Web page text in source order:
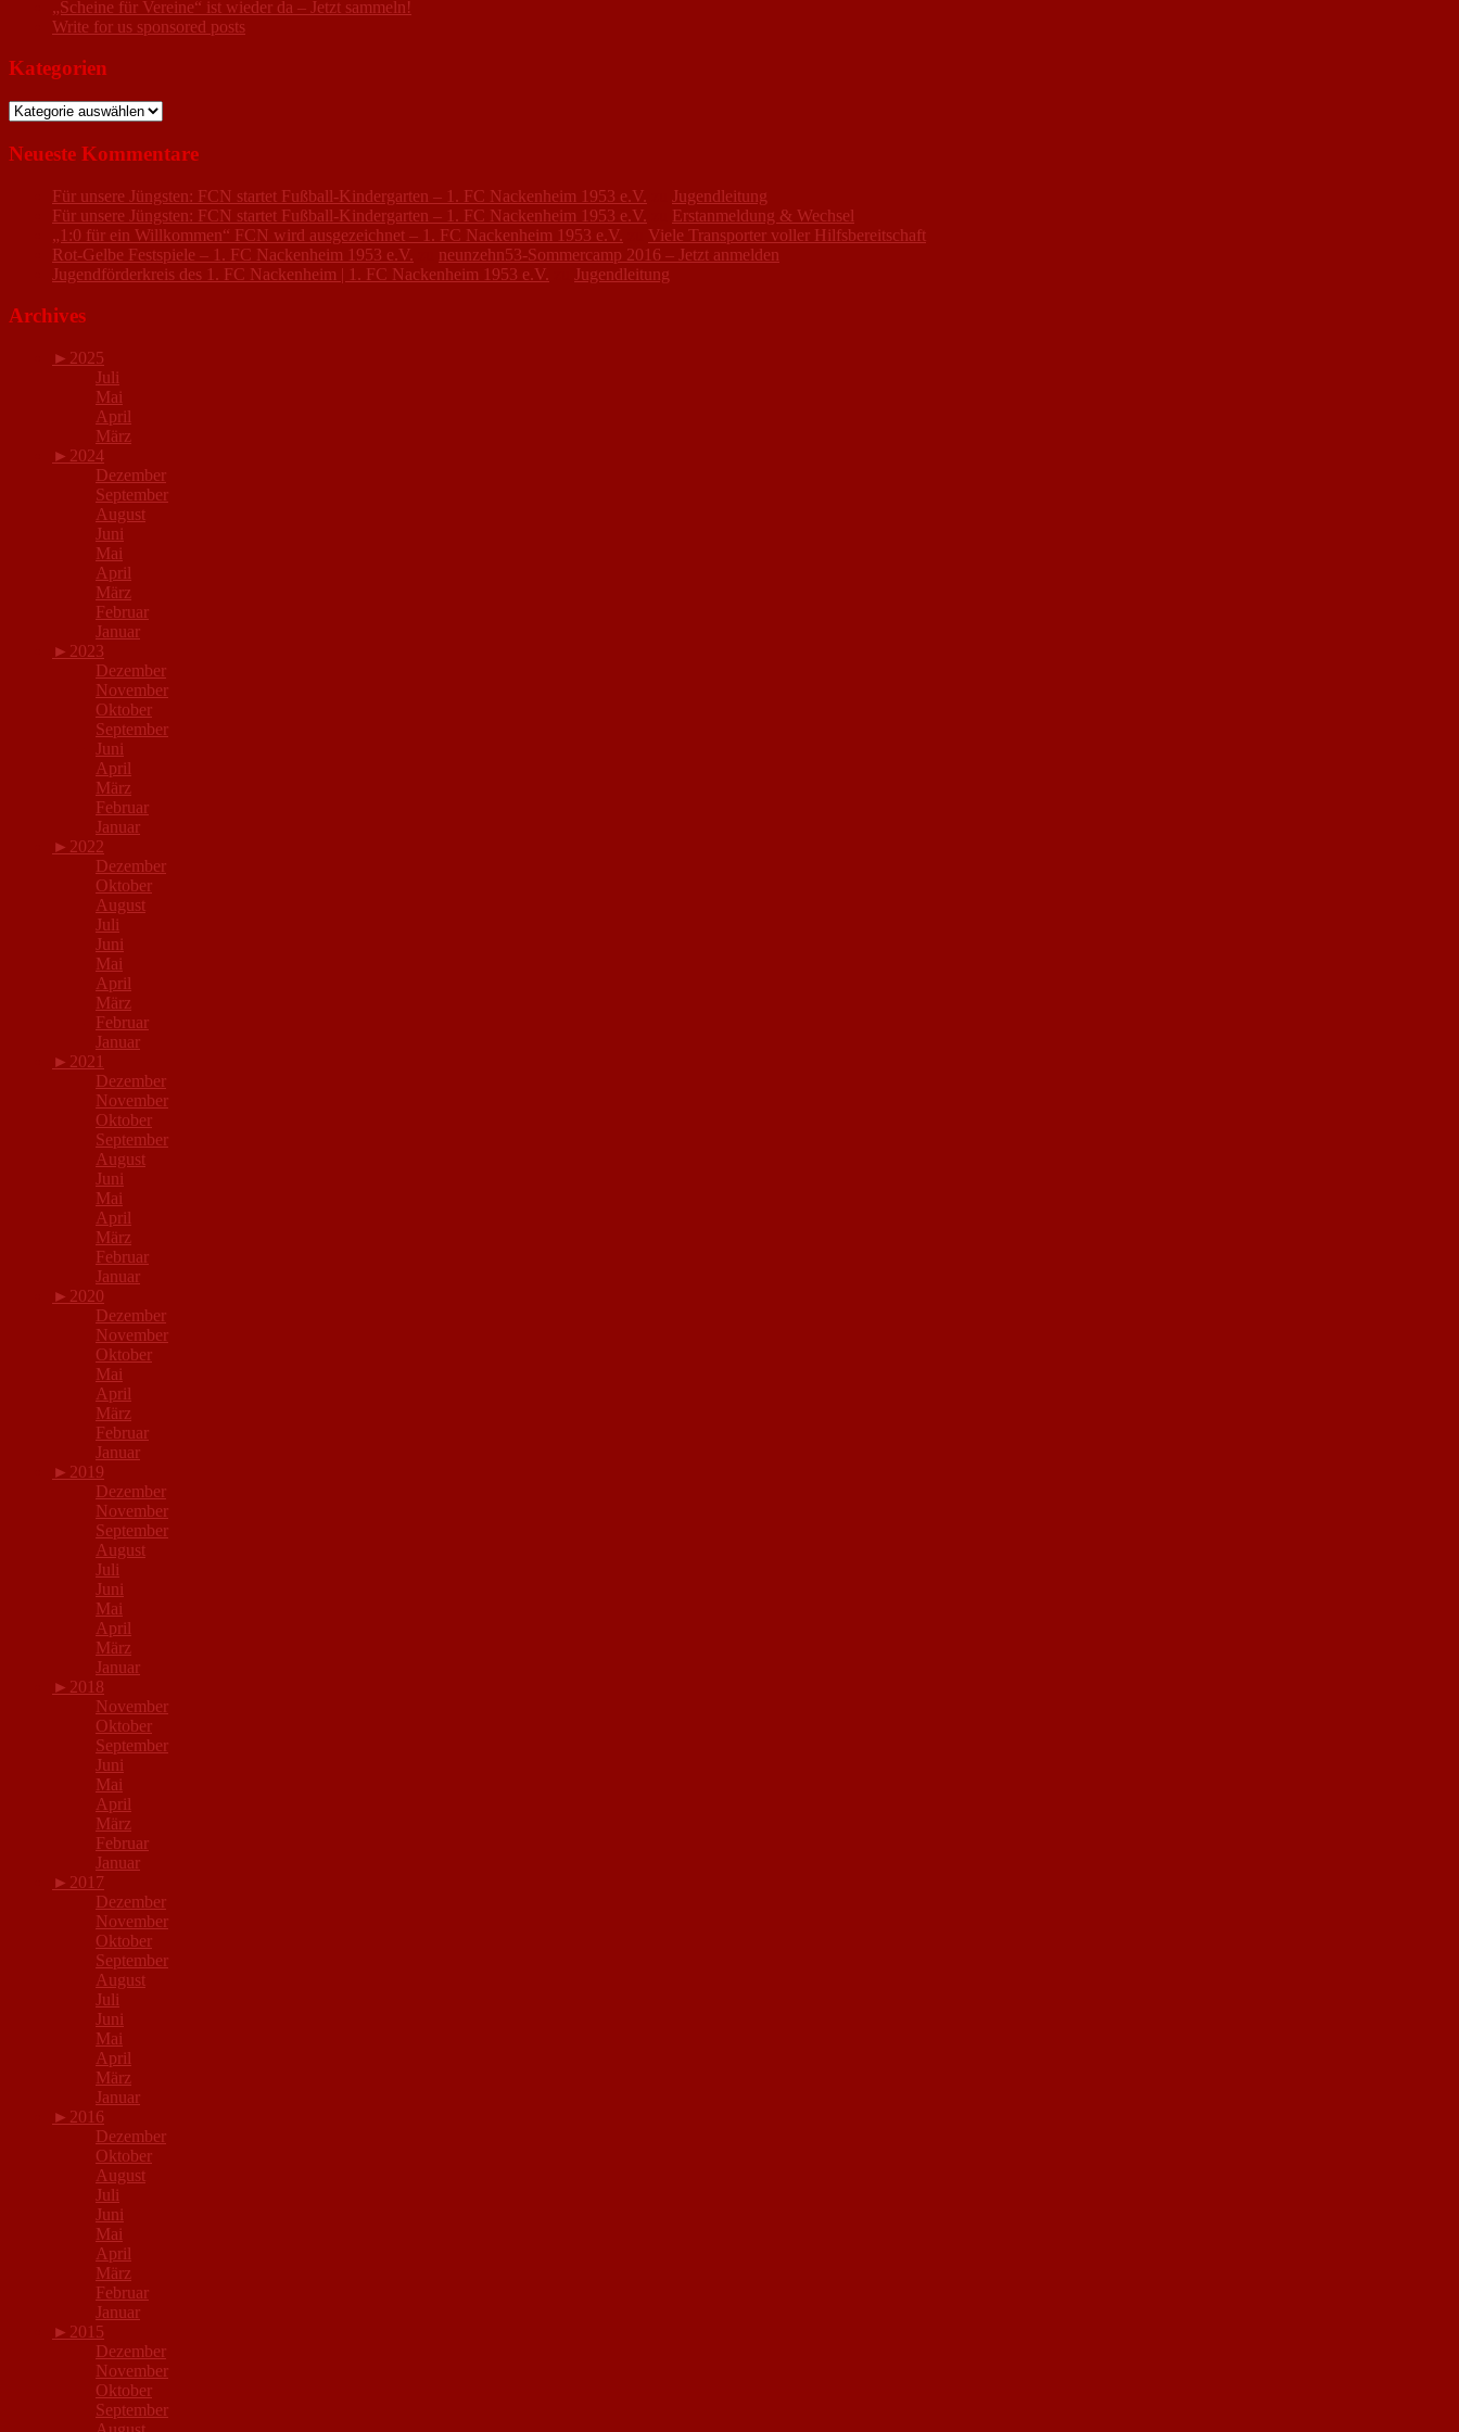
„Scheine für Vereine“ ist wieder da – Jetzt sammeln!
Write for us sponsored posts
Kategorien
Kategorien
Neueste Kommentare
Für unsere Jüngsten: FCN startet Fußball-Kindergarten – 1. FC Nackenheim 1953 e.V.
Jugendleitung
Für unsere Jüngsten: FCN startet Fußball-Kindergarten – 1. FC Nackenheim 1953 e.V.
Erstanmeldung & Wechsel
„1:0 für ein Willkommen“ FCN wird ausgezeichnet – 1. FC Nackenheim 1953 e.V.
Viele Transporter voller Hilfsbereitschaft
Rot-Gelbe Festspiele – 1. FC Nackenheim 1953 e.V.
neunzehn53-Sommercamp 2016 – Jetzt anmelden
Jugendförderkreis des 1. FC Nackenheim | 1. FC Nackenheim 1953 e.V.
Jugendleitung
Archives
► 2025
Juli
Mai
April
März
► 2024
Dezember
September
August
Juni
Mai
April
März
Februar
Januar
► 2023
Dezember
November
Oktober
September
Juni
April
März
Februar
Januar
► 2022
Dezember
Oktober
August
Juli
Juni
Mai
April
März
Februar
Januar
► 2021
Dezember
November
Oktober
September
August
Juni
Mai
April
März
Februar
Januar
► 2020
Dezember
November
Oktober
Mai
April
März
Februar
Januar
► 2019
Dezember
November
September
August
Juli
Juni
Mai
April
März
Januar
► 2018
November
Oktober
September
Juni
Mai
April
März
Februar
Januar
► 2017
Dezember
November
Oktober
September
August
Juli
Juni
Mai
April
März
Januar
► 2016
Dezember
Oktober
August
Juli
Juni
Mai
April
März
Februar
Januar
► 2015
Dezember
November
Oktober
September